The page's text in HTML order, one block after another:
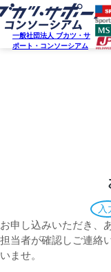
一般社団法人 ブカツ・サ
ポート・コンソーシアム
入
お申し込みいただき、
担当者が確認しご連絡
いませ。